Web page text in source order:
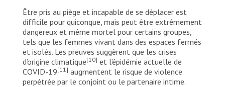
Être pris au piège et incapable de se déplacer est
difficile pour quiconque, mais peut être extrêmement
dangereux et même mortel pour certains groupes,
tels que les femmes vivant dans des espaces fermés
et isolés. Les preuves suggèrent que les crises
d’origine climatique[10] et l’épidémie actuelle de
COVID-19[11] augmentent le risque de violence
perpétrée par le conjoint ou le partenaire intime.